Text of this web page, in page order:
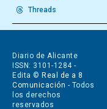
Threads
Diario de Alicante
ISSN: 3101-1284 -
Edita © Real de a 8
Comunicación - Todos
los derechos
reservados